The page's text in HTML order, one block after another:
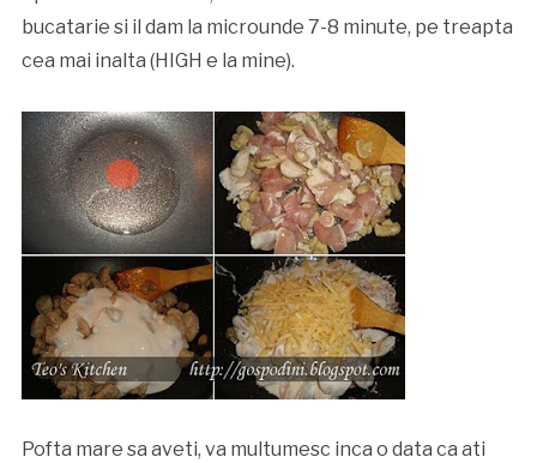
bucatarie si il dam la microunde 7-8 minute, pe treapta
cea mai inalta (HIGH e la mine).
Pofta mare sa aveti, va multumesc inca o data ca ati